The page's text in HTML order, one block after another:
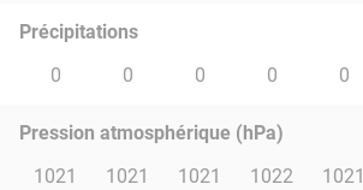
Précipitations
0
0 0 0 0
Pression atmosphérique (hPa)
1021
1021 1021 1022 1021